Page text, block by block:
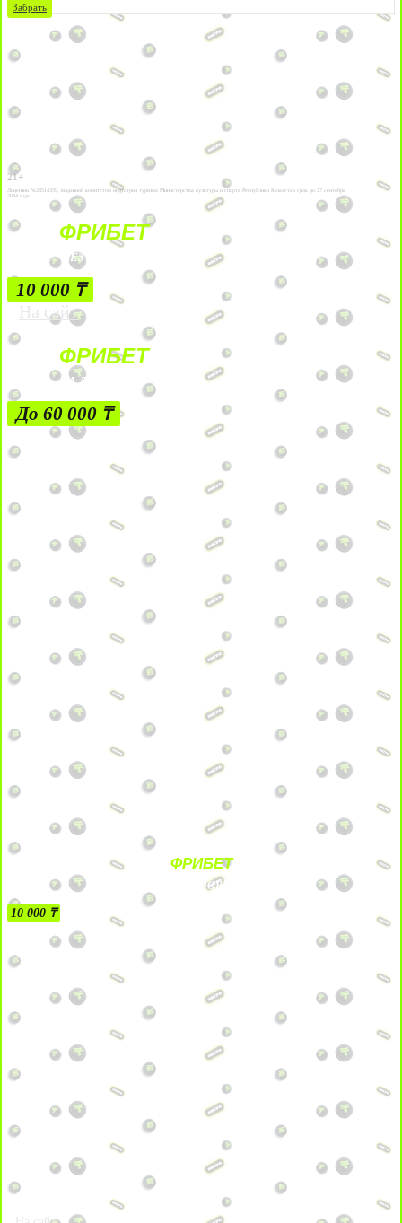
Забрать
21+
Лицензии №24514359, выданной комитетом индустрии туризма Министерства культуры и спорта Республики Казахстан срок до 27 сентября
2034 года.
ФРИБЕТ
БЕЗ УСЛОВИЙ
10 000 ₸
На сайт
ФРИБЕТ
ЗА ДЕПОЗИТЫ
До 60 000 ₸
ФРИБЕТ
БЕЗ УСЛОВИЙ
10 000 ₸